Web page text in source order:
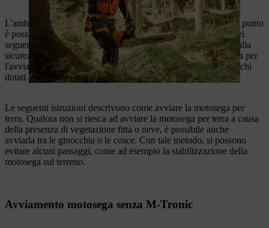
L'ambiente di lavoro è stato controllato e reso sicuro. A questo punto
è possibile iniziare a lavorare con la motosega. Per ciascuno dei
seguenti passaggi, è necessario osservare le istruzioni relative alla
sicurezza contenute nel manuale d'uso. La prima guida è valida per
l'avviamento di una motosega senza M-Tronic. Per gli apparecchi
dotati di M-Tronic, consultare la seconda guida.
Le seguenti istruzioni descrivono come avviare la motosega per
terra. Qualora non si riesca ad avviare la motosega per terra a causa
della presenza di vegetazione fitta o neve, è possibile anche
avviarla tra le ginocchia o le cosce. Con tale metodo, si possono
evitare alcuni passaggi, come ad esempio la stabilizzazione della
motosega sul terreno.
Avviamento motosega senza M-Tronic